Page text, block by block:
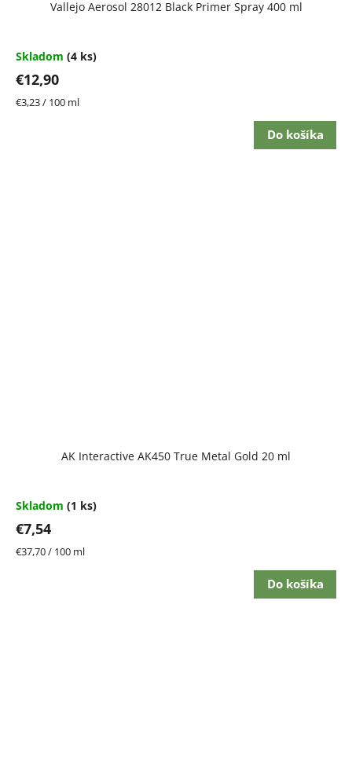
Vallejo Aerosol 28012 Black Primer Spray 400 ml
hodnotenie
5,0
5
hviezdičiek.
Skladom (4 ks)
€12,90
Jednotková
€3,23 / 100 ml
Do košíka
AK Interactive AK450 True Metal Gold 20 ml
Skladom (1 ks)
€7,54
Jednotková
€37,70 / 100 ml
Do košíka